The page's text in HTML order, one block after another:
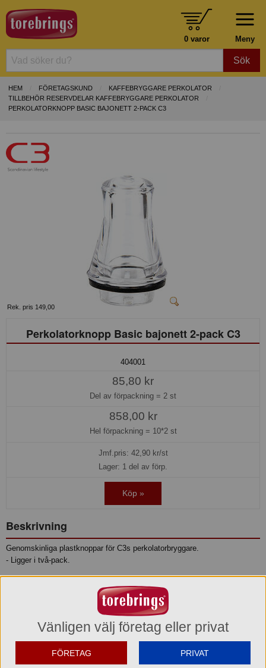
Meny
0 varor
Sök
HEM FÖRETAGSKUND
KAFFEBRYGGARE PERKOLATOR
TILLBEHÖR RESERVDELAR KAFFEBRYGGARE PERKOLATOR
PERKOLATORKNOPP BASIC BAJONETT 2-PACK C3
Rek. pris 149,00
Perkolatorknopp Basic bajonett 2-pack C3
404001
85,80 kr
Del av förpackning = 2 st
858,00 kr
Hel förpackning = 10*2 st
Jmf.pris: 42,90kr/st
Lager: 1 del av förp.
Köp »
Beskrivning
Genomskinliga plastknoppar för C3s perkolatorbryggare.
- Ligger i två-pack.
Passar till C3 Basic Perkolatorer.
Produktinformation
Varumärke
C3
Vänligen välj företag eller privat
FÖRETAG PRIVAT